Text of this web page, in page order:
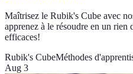
Maîtrisez le Rubik's Cube avec
apprenez à le résoudre en un rien
efficaces!
Rubik's CubeMéthodes
Aug 3